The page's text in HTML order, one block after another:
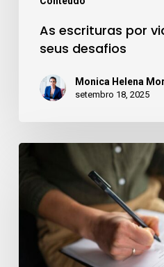
As escrituras por
seus desafios
Monica Helena
setembro 18, 2025
cartórios:
avanços